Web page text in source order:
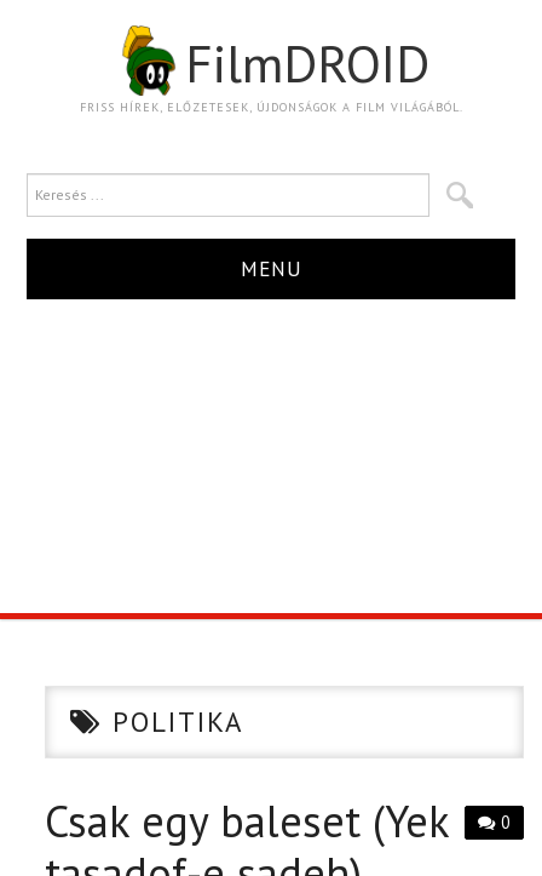
FilmDROID
FRISS HÍREK, ELŐZETESEK, ÚJDONSÁGOK A FILM VILÁGÁBÓL.
MENU
CIKK
PÓLÓ RENDELÉS
POLITIKA
0
Csak egy baleset (Yek